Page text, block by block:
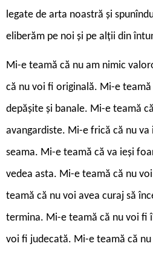
legate de arta noastră și
eliberăm pe noi și pe alții din
Mi-e teamă că nu am nimic
că nu voi fi originală. Mi-e
depășite și banale. Mi-e teamă
avangardiste. Mi-e frică că nu va
seama. Mi-e teamă că va ieși
vedea asta. Mi-e teamă că nu
teamă că nu voi avea curaj să
termina. Mi-e teamă că nu voi fi
voi fi judecată. Mi-e teamă că